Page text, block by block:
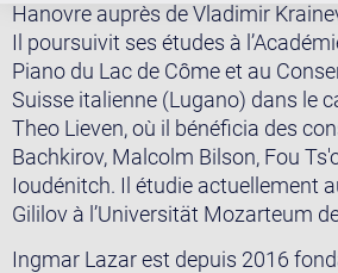
Hanovre auprès de Vladimir
Il poursuivit ses études à
Piano du Lac de Côme et au
Suisse italienne (Lugano) dans le
Theo Lieven, où il bénéficia des
Bachkirov, Malcolm Bilson, Fou
Ioudénitch. Il étudie actuellement
Gililov à l’Universität Mozarteum
Ingmar Lazar est depuis 2016